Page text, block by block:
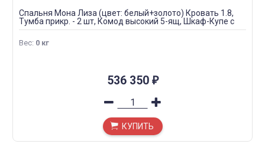
Спальня Мона Лиза (цвет: белый+золото) Кровать 1.8,
Тумба прикр. - 2 шт, Комод высокий 5-ящ, Шкаф-Купе с
зеркалом Без Пуфа
Вес: 0 кг
536 350 ₽
КУПИТЬ